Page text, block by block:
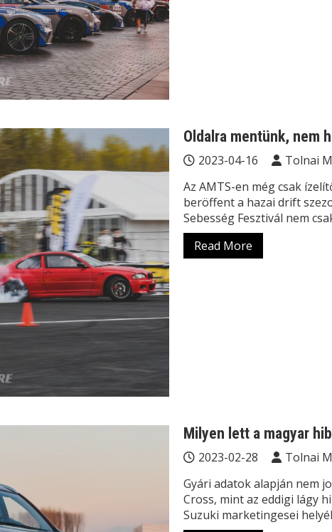
Oldalra mentünk, nem
2023-04-16 Tolnai
Az AMTS-en még csak
beröffent a hazai drift
Sebesség Fesztivál nem
Read More
Milyen lett a magyar
2023-02-28 Tolnai
Gyári adatok alapján nem
Cross, mint az eddigi lágy
Suzuki marketingesei